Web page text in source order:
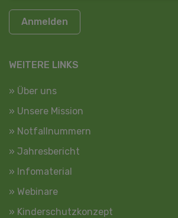
Anmelden
WEITERE LINKS
» Über uns
» Unsere Mission
» Notfallnummern
» Jahresbericht
» Infomaterial
» Webinare
» Kinderschutzkonzept